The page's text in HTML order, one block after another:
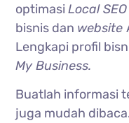
optimasiLocal SEO
bisnis dan website
Lengkapi profil
My Business.
Buatlah informasi
juga mudah